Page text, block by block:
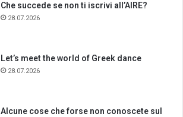
Che succede se non ti iscrivi all’AIRE?
28.07.2026
Let’s meet the world of Greek dance
28.07.2026
Alcune cose che forse non conoscete sul